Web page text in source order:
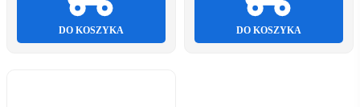
DO KOSZYKA DO KOSZYKA